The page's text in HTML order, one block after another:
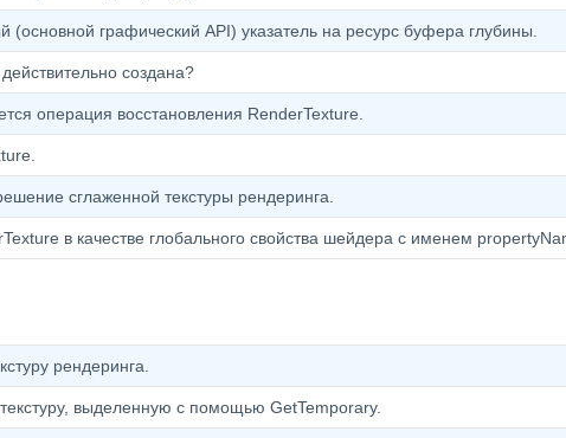
(основной графический API) указатель на ресурс буфера глубины.
создана?
операция восстановления RenderTexture.
сглаженной текстуры рендеринга.
в качестве глобального свойства шейдера с именем
рендеринга.
выделенную с помощью GetTemporary.